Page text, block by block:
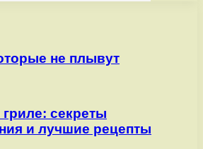
не плывут
секреты
и лучшие рецепты